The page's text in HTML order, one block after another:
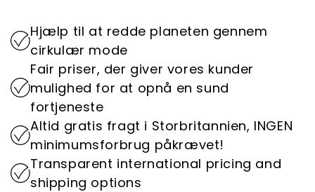
Ved at prioritere bæredygtighed spiller vi en
miljøpåvirkning.
hvilket gør os til den foretrukne destination for
vintage-engrostøj.
Oplev forskellen med Vintage Wholesale
Supply, hvor vores dedikation til overlegne
indkøb og service løfter din engrosoplevelse til
nye højder.
Hjælp til at redde planeten gennem
cirkulær mode
Fair priser, der giver vores kunder
mulighed for at opnå en sund
fortjeneste
Altid gratis fragt i Storbritannien, INGEN
minimumsforbrug påkrævet!
Transparent international pricing and
shipping options